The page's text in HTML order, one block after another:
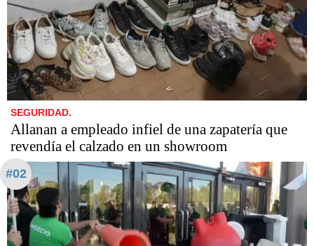
SEGURIDAD.
Allanan a empleado infiel de una zapatería que
revendía el calzado en un showroom
#02